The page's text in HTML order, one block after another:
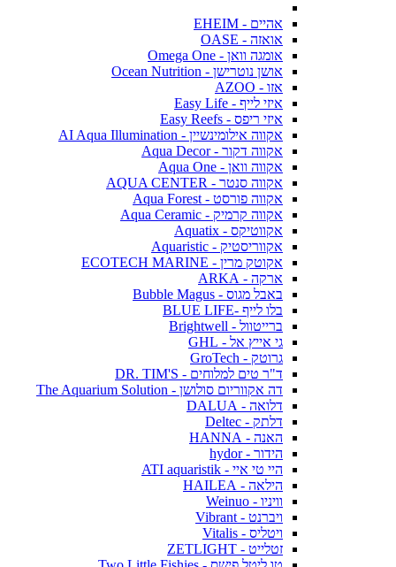
אהיים - EHEIM
אואזה - OASE
אומגה וואן - Omega One
אושן נוטרישן - Ocean Nutrition
אזו - AZOO
איזי לייף - Easy Life
איזי ריפס - Easy Reefs
אקווה אילומינשיין - AI Aqua Illumination
אקווה דקור - Aqua Decor
אקווה וואן - Aqua One
אקווה סנטר - AQUA CENTER
אקווה פורסט - Aqua Forest
אקווה קרמיק - Aqua Ceramic
אקווטיקס - Aquatix
אקווריסטיק - Aquaristic
אקוטק מרין - ECOTECH MARINE
ארקה - ARKA
באבל מגוס - Bubble Magus
בלו לייף -BLUE LIFE
ברייטוול - Brightwell
גי אייץ אל - GHL
גרוטק - GroTech
ד"ר טים למלוחים - DR. TIM'S
דה אקווריום סולושן - The Aquarium Solution
דלואה - DALUA
דלתק - Deltec
האנה - HANNA
הידור - hydor
היי טי איי - ATI aquaristik
הילאה - HAILEA
וויניו - Weinuo
ויברנט - Vibrant
ויטליס - Vitalis
זטלייט - ZETLIGHT